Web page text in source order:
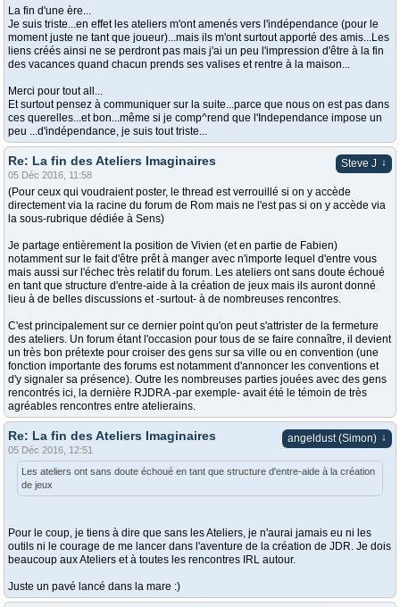
La fin d'une ère...
Je suis triste...en effet les ateliers m'ont amenés vers l'indépendance (pour le
moment juste ne tant que joueur)...mais ils m'ont surtout apporté des amis...Les
liens créés ainsi ne se perdront pas mais j'ai un peu l'impression d'être à la fin
des vacances quand chacun prends ses valises et rentre à la maison...
Merci pour tout all...
Et surtout pensez à communiquer sur la suite...parce que nous on est pas dans
ces querelles...et bon...même si je comp^rend que l'Independance impose un
peu ...d'indépendance, je suis tout triste...
Steve J ↓
Re: La fin des Ateliers Imaginaires
05 Déc 2016, 11:58
(Pour ceux qui voudraient poster, le thread est verrouillé si on y accède
directement via la racine du forum de Rom mais ne l'est pas si on y accède via
la sous-rubrique dédiée à Sens)
Je partage entièrement la position de Vivien (et en partie de Fabien)
notamment sur le fait d'être prêt à manger avec n'importe lequel d'entre vous
mais aussi sur l'échec très relatif du forum. Les ateliers ont sans doute échoué
en tant que structure d'entre-aide à la création de jeux mais ils auront donné
lieu à de belles discussions et -surtout- à de nombreuses rencontres.
C'est principalement sur ce dernier point qu'on peut s'attrister de la fermeture
des ateliers. Un forum étant l'occasion pour tous de se faire connaître, il devient
un très bon prétexte pour croiser des gens sur sa ville ou en convention (une
fonction importante des forums est notamment d'annoncer les conventions et
d'y signaler sa présence). Outre les nombreuses parties jouées avec des gens
rencontrés ici, la dernière RJDRA -par exemple- avait été le témoin de très
agréables rencontres entre atelierains.
angeldust (Simon) ↓
Re: La fin des Ateliers Imaginaires
05 Déc 2016, 12:51
Les ateliers ont sans doute échoué en tant que structure d'entre-aide à la création
de jeux
Pour le coup, je tiens à dire que sans les Ateliers, je n'aurai jamais eu ni les
outils ni le courage de me lancer dans l'aventure de la création de JDR. Je dois
beaucoup aux Ateliers et à toutes les rencontres IRL autour.
Juste un pavé lancé dans la mare :)